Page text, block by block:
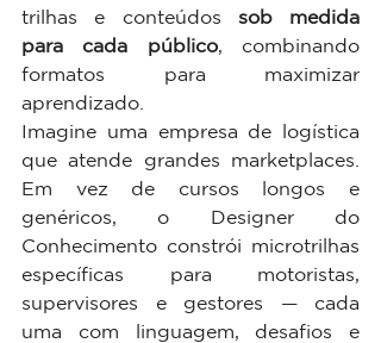
trilhas e conteúdos sob medida
para cada público, combinando
formatos para maximizar
aprendizado.
Imagine uma empresa de logística
que atende grandes marketplaces.
Em vez de cursos longos e
genéricos, o Designer do
Conhecimento constrói microtrilhas
específicas para motoristas,
supervisores e gestores — cada
uma com linguagem, desafios e